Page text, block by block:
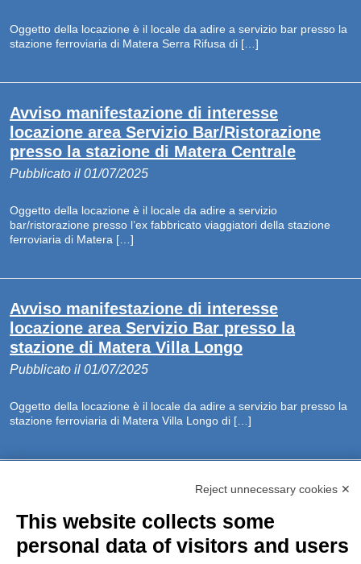
Oggetto della locazione è il locale da adire a servizio bar presso la
stazione ferroviaria di Matera Serra Rifusa di […]
Avviso manifestazione di interesse
locazione area Servizio Bar/Ristorazione
presso la stazione di Matera Centrale
Pubblicato il 01/07/2025
Oggetto della locazione è il locale da adire a servizio
bar/ristorazione presso l’ex fabbricato viaggiatori della stazione
ferroviaria di Matera […]
Avviso manifestazione di interesse
locazione area Servizio Bar presso la
stazione di Matera Villa Longo
Pubblicato il 01/07/2025
Oggetto della locazione è il locale da adire a servizio bar presso la
stazione ferroviaria di Matera Villa Longo di […]
BANDO DI CONCORSO N. 5 DEL 23.04.2025
CAPO UNITA’ ORGANIZZATIVA TECNICA –
AREA AUTOSERVIZI – PAR. 230 VIGENTE
Reject unnecessary cookies ✕
This website collects some
personal data of visitors and users